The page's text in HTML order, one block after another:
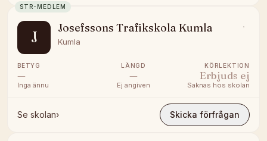
STR-MEDLEM
J
Josefssons Trafikskola Kumla
Kumla
BETYG
—
Inga ännu
LÄNGD
—
Ej angiven
KÖRLEKTION
Erbjuds ej
Saknas hos skolan
Se skolan› Skicka förfrågan